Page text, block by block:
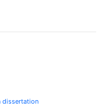
dissertation